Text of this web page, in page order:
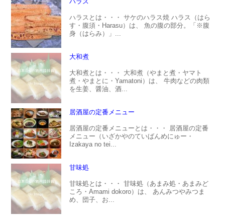
ハラスとは・・・ サケのハラス焼 ハラス（はら
す・腹須・Harasu）は、 魚の腹の部分。「※腹
身（はらみ）」...
大和煮
大和煮とは・・・ 大和煮（やまと煮・ヤマト
煮・やまとに・Yamatoni）は、 牛肉などの肉類
を生姜、醤油、酒...
居酒屋の定番メニュー
居酒屋の定番メニューとは・・・ 居酒屋の定番
メニュー（いざかやのていばんめにゅー・
Izakaya no tei...
甘味処
甘味処とは・・・ 甘味処（あまみ処・あまみど
ころ・Amami dokoro）は、 あんみつやみつま
め、団子、お...